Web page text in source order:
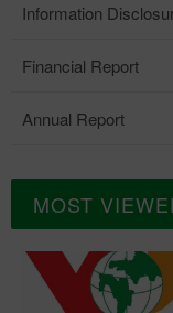
Information
Financial Report
Annual Report
MOST